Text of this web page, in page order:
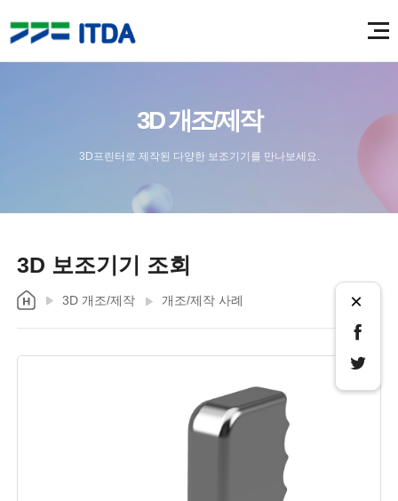
3D 개조/제작
3D프린터로 제작된 다양한 보조기기를 만나보세요.
3D 보조기기 조회
3D 개조/제작 개조/제작 사례 ×